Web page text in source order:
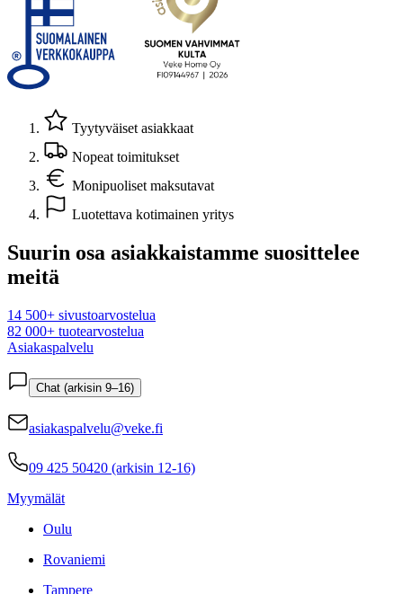
Tyytyväiset asiakkaat
Nopeat toimitukset
Monipuoliset maksutavat
Luotettava kotimainen yritys
Suurin osa asiakkaistamme suosittelee
meitä
14 500+ sivustoarvostelua
82 000+ tuotearvostelua
Asiakaspalvelu
Chat (arkisin 9–16)
asiakaspalvelu@veke.fi
09 425 50420 (arkisin 12-16)
Myymälät
Oulu
Rovaniemi
Tampere